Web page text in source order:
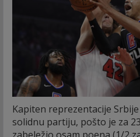
Kapiten reprezentacije
solidnu partiju, pošto je za